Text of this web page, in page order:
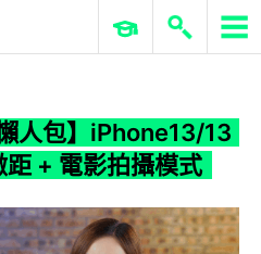
ERP 與商業 AI
人包】iPhone13/13
+ 電影拍攝模式